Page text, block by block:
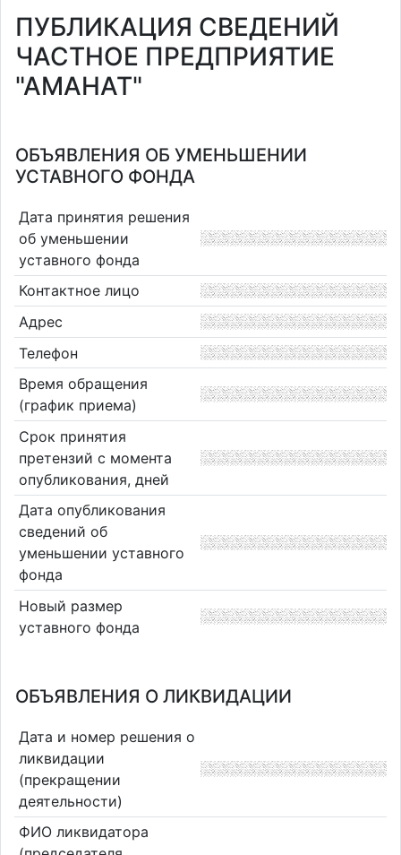
ПУБЛИКАЦИЯ СВЕДЕНИЙ
ЧАСТНОЕ ПРЕДПРИЯТИЕ
"АМАНАТ"
ОБЪЯВЛЕНИЯ ОБ УМЕНЬШЕНИИ
УСТАВНОГО ФОНДА
Дата принятия решения
об уменьшении
уставного фонда
Контактное лицо
Адрес
Телефон
Время обращения
(график приема)
Срок принятия
претензий с момента
опубликования, дней
Дата опубликования
сведений об
уменьшении уставного
фонда
Новый размер
уставного фонда
ОБЪЯВЛЕНИЯ О ЛИКВИДАЦИИ
Дата и номер решения о
ликвидации
(прекращении
деятельности)
ФИО ликвидатора